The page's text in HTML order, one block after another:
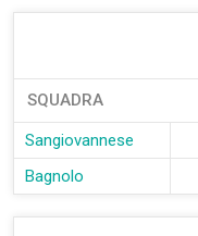
SQUADRA
Sangiovannese
Bagnolo